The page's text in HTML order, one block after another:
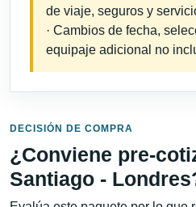
de viaje, seguros y
· Cambios de fecha,
equipaje adicional no
DECISIÓN DE COMPRA
¿Conviene pre-
Santiago -